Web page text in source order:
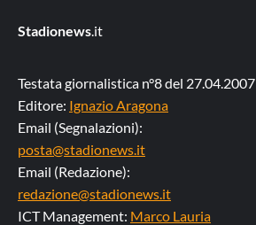
Stadionews.it
Testata giornalistica n°8 del 27.04.2007
Editore: Ignazio Aragona
Email (Segnalazioni):
posta@stadionews.it
Email (Redazione):
redazione@stadionews.it
ICT Management: Marco Lauria